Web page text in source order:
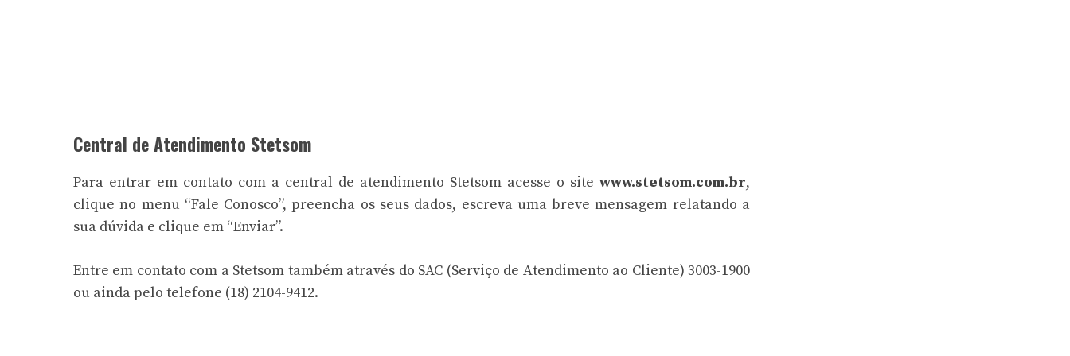
Central de Atendimento Stetsom
Para entrar em contato com a central de atendimento Stetsom acesse o site www.stetsom.com.br,
clique no menu “Fale Conosco”, preencha os seus dados, escreva uma breve mensagem relatando a
sua dúvida e clique em “Enviar”.
Entre em contato com a Stetsom também através do SAC (Serviço de Atendimento ao Cliente) 3003-1900
ou ainda pelo telefone (18) 2104-9412.